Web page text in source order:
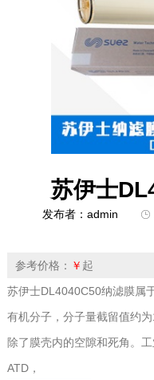
苏伊士
发布者：admin
参考价格： ￥ 起
苏伊士DL4040C50纳滤膜属
有机分子，分子量截留值约
除了膜壳内的空隙和死角。
ATD，